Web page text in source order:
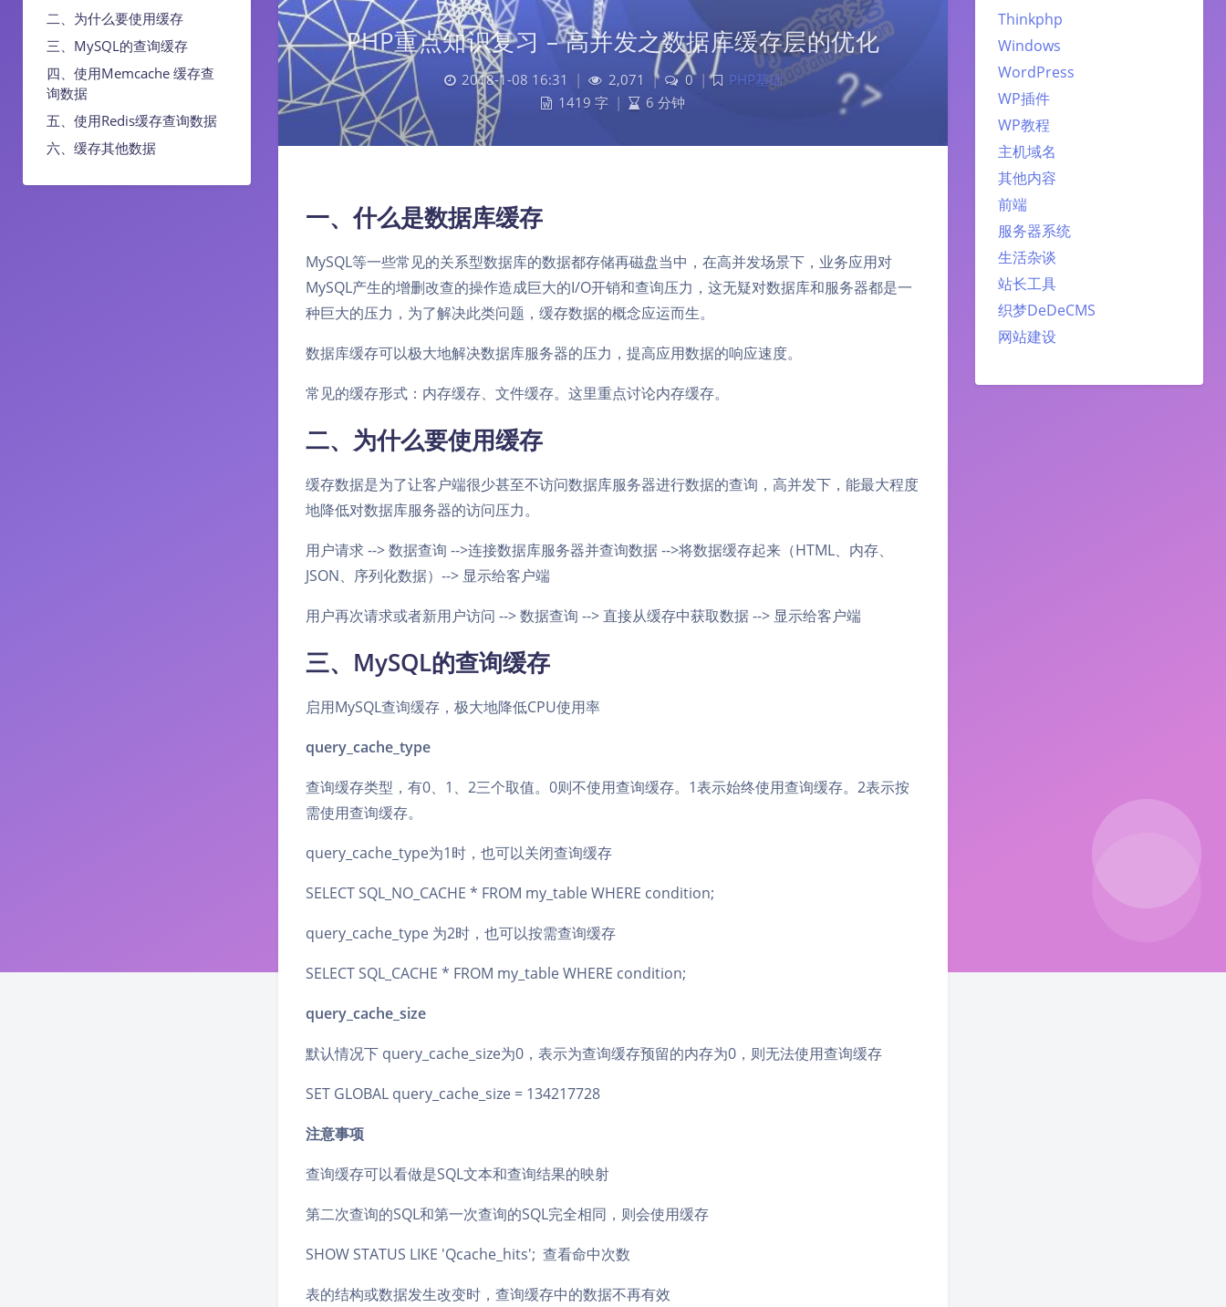
二、为什么要使用缓存
三、MySQL的查询缓存
四、使用Memcache 缓存查
询数据
五、使用Redis缓存查询数据
六、缓存其他数据
Thinkphp
Windows
WordPress
WP插件
WP教程
主机域名
其他内容
前端
服务器系统
生活杂谈
站长工具
织梦DeDeCMS
网站建设
PHP重点知识复习 – 高并发之数据库缓存层的优化
2018-1-08 16:31 | 2,071 | 0 |
PHP基础
1419 字 | 6 分钟
一、什么是数据库缓存
MySQL等一些常见的关系型数据库的数据都存储再磁盘当中，在高并发场景下，业务应用对
MySQL产生的增删改查的操作造成巨大的I/O开销和查询压力，这无疑对数据库和服务器都是一
种巨大的压力，为了解决此类问题，缓存数据的概念应运而生。
数据库缓存可以极大地解决数据库服务器的压力，提高应用数据的响应速度。
常见的缓存形式：内存缓存、文件缓存。这里重点讨论内存缓存。
二、为什么要使用缓存
缓存数据是为了让客户端很少甚至不访问数据库服务器进行数据的查询，高并发下，能最大程度
地降低对数据库服务器的访问压力。
用户请求 --> 数据查询 -->连接数据库服务器并查询数据 -->将数据缓存起来（HTML、内存、
JSON、序列化数据）--> 显示给客户端
用户再次请求或者新用户访问 --> 数据查询 --> 直接从缓存中获取数据 --> 显示给客户端
三、MySQL的查询缓存
启用MySQL查询缓存，极大地降低CPU使用率
query_cache_type
查询缓存类型，有0、1、2三个取值。0则不使用查询缓存。1表示始终使用查询缓存。2表示按
需使用查询缓存。
query_cache_type为1时，也可以关闭查询缓存
SELECT SQL_NO_CACHE * FROM my_table WHERE condition;
query_cache_type 为2时，也可以按需查询缓存
SELECT SQL_CACHE * FROM my_table WHERE condition;
query_cache_size
默认情况下 query_cache_size为0，表示为查询缓存预留的内存为0，则无法使用查询缓存
SET GLOBAL query_cache_size = 134217728
注意事项
查询缓存可以看做是SQL文本和查询结果的映射
第二次查询的SQL和第一次查询的SQL完全相同，则会使用缓存
SHOW STATUS LIKE 'Qcache_hits'; 查看命中次数
表的结构或数据发生改变时，查询缓存中的数据不再有效